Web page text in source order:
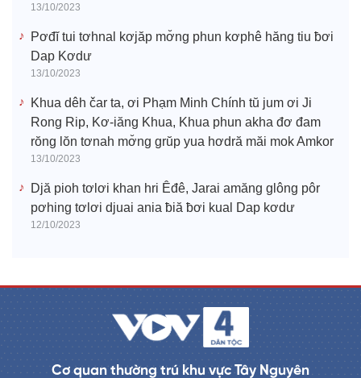
13/10/2023
Pơđĭ tui tơhnal kơjăp mơ̆ng phun kơphê hăng tiu ƀơi
Dap Kơdư
13/10/2023
Khua dêh čar ta, ơi Phạm Minh Chính tŭ jum ơi Ji
Rong Rip, Kơ-iăng Khua, Khua phun akha đơ đam
rŏng lŏn tơnah mơ̆ng grŭp yua hơdră măi mok Amkor
13/10/2023
Djă pioh tơlơi khan hri Êđê, Jarai amăng glông pôr
pơhing tơlơi djuai ania ƀiă ƀơi kual Dap kơdư
12/10/2023
Cơ quan thường trú khu vực Tây Nguyên